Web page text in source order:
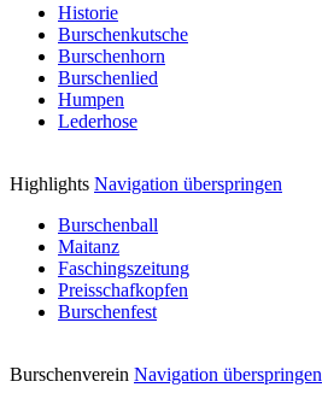
Historie
Burschenkutsche
Burschenhorn
Burschenlied
Humpen
Lederhose
Highlights Navigation überspringen
Burschenball
Maitanz
Faschingszeitung
Preisschafkopfen
Burschenfest
Burschenverein Navigation überspringen